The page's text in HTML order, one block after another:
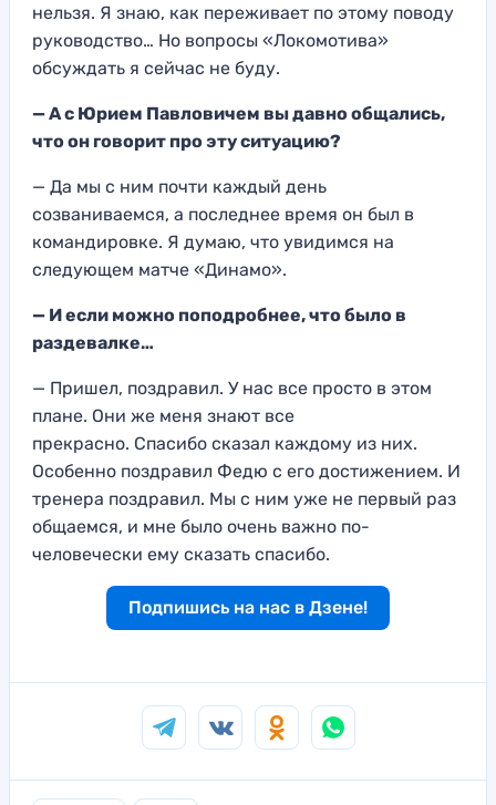
нельзя. Я знаю, как переживает по этому поводу
руководство… Но вопросы «Локомотива»
обсуждать я сейчас не буду.
— А с Юрием Павловичем вы давно общались,
что он говорит про эту ситуацию?
— Да мы с ним почти каждый день
созваниваемся, а последнее время он был в
командировке. Я думаю, что увидимся на
следующем матче «Динамо».
— И если можно поподробнее, что было в
раздевалке…
— Пришел, поздравил. У нас все просто в этом
плане. Они же меня знают все
прекрасно. Спасибо сказал каждому из них.
Особенно поздравил Федю с его достижением. И
тренера поздравил. Мы с ним уже не первый раз
общаемся, и мне было очень важно по-
человечески ему сказать спасибо.
Подпишись на нас в Дзене!